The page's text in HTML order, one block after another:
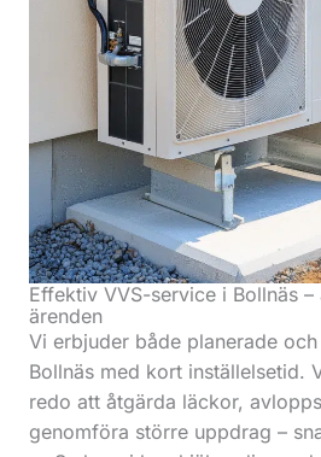
Effektiv VVS-service i Bollnäs
ärenden
Vi erbjuder både planerade
Bollnäs med kort inställelsetid.
redo att åtgärda läckor,
genomföra större uppdrag –